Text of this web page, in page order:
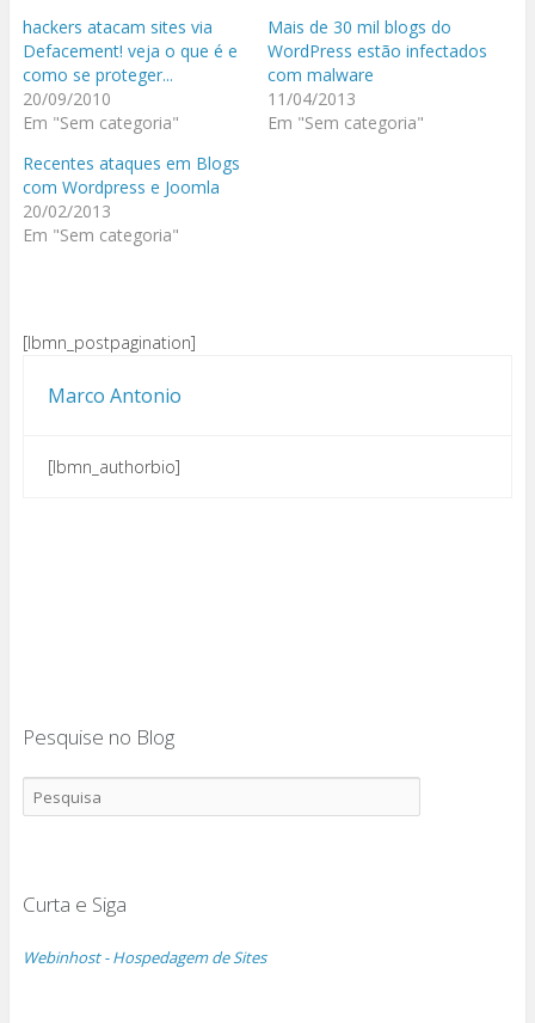
hackers atacam sites via
Defacement! veja o que é e
como se proteger...
20/09/2010
Em "Sem categoria"
Mais de 30 mil blogs do
WordPress estão infectados
com malware
11/04/2013
Em "Sem categoria"
Recentes ataques em Blogs
com Wordpress e Joomla
20/02/2013
Em "Sem categoria"
[lbmn_postpagination]
Marco Antonio
[lbmn_authorbio]
Pesquise no Blog
Curta e Siga
Webinhost - Hospedagem de Sites